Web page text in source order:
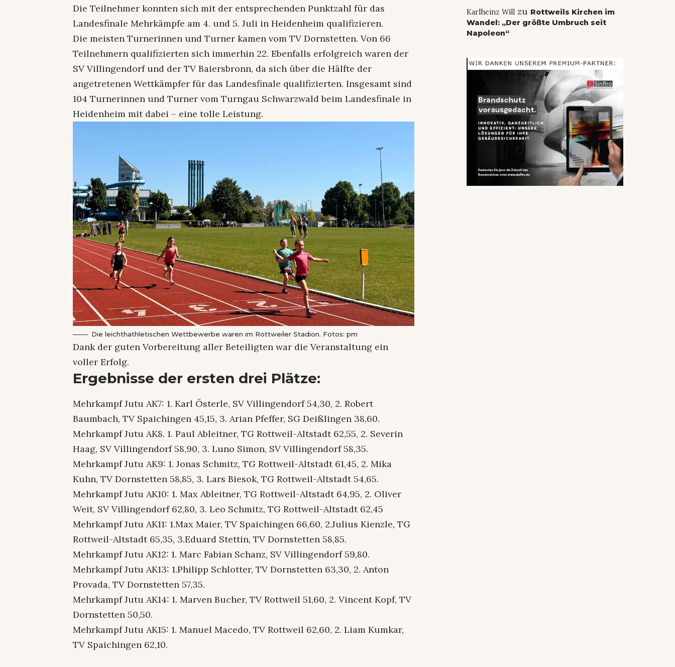
Die Teilnehmer konnten sich mit der entsprechenden Punktzahl für das
Landesfinale Mehrkämpfe am 4. und 5. Juli in Heidenheim qualifizieren.
Die meisten Turnerinnen und Turner kamen vom TV Dornstetten. Von 66
Teilnehmern qualifizierten sich immerhin 22. Ebenfalls erfolgreich waren der
SV Villingendorf und der TV Baiersbronn, da sich über die Hälfte der
angetretenen Wettkämpfer für das Landesfinale qualifizierten. Insgesamt sind
104 Turnerinnen und Turner vom Turngau Schwarzwald beim Landesfinale in
Heidenheim mit dabei – eine tolle Leistung.
Die leichthathletischen Wettbewerbe waren im Rottweiler Stadion. Fotos: pm
Dank der guten Vorbereitung aller Beteiligten war die Veranstaltung ein
voller Erfolg.
Ergebnisse der ersten drei Plätze:
Mehrkampf Jutu AK7: 1. Karl Österle, SV Villingendorf 54,30, 2. Robert
Baumbach, TV Spaichingen 45,15, 3. Arian Pfeffer, SG Deißlingen 38,60.
Mehrkampf Jutu AK8. 1. Paul Ableitner, TG Rottweil-Altstadt 62,55, 2. Severin
Haag, SV Villingendorf 58,90, 3. Luno Simon, SV Villingendorf 58,35.
Mehrkampf Jutu AK9: 1. Jonas Schmitz, TG Rottweil-Altstadt 61,45, 2. Mika
Kuhn, TV Dornstetten 58,85, 3. Lars Biesok, TG Rottweil-Altstadt 54,65.
Mehrkampf Jutu AK10: 1. Max Ableitner, TG Rottweil-Altstadt 64,95, 2. Oliver
Weit, SV Villingendorf 62,80, 3. Leo Schmitz, TG Rottweil-Altstadt 62,45
Mehrkampf Jutu AK11: 1.Max Maier, TV Spaichingen 66,60, 2.Julius Kienzle, TG
Rottweil-Altstadt 65,35, 3.Eduard Stettin, TV Dornstetten 58,85.
Mehrkampf Jutu AK12: 1. Marc Fabian Schanz, SV Villingendorf 59,80.
Mehrkampf Jutu AK13: 1.Philipp Schlotter, TV Dornstetten 63,30, 2. Anton
Provada, TV Dornstetten 57,35.
Mehrkampf Jutu AK14: 1. Marven Bucher, TV Rottweil 51,60, 2. Vincent Kopf, TV
Dornstetten 50,50.
Mehrkampf Jutu AK15: 1. Manuel Macedo, TV Rottweil 62,60, 2. Liam Kumkar,
TV Spaichingen 62,10.
Karlheinz Willzu Rottweils Kirchen im
Wandel: „Der größte Umbruch seit
Napoleon“